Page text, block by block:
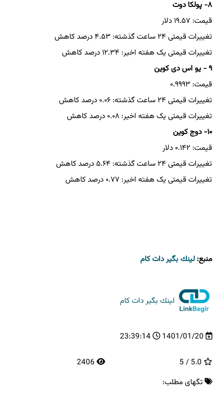
۸- پولکا دوت
قیمت: ۱۹.۵۷ دلار
تغییرات قیمتی ۲۴ ساعت گذشته: ۴.۵۳ درصد کاهش
تغییرات قیمتی یک هفته اخیر: ۱۲.۳۴ درصد کاهش
۹ - یو اس دی کوین
قیمت: ۰.۹۹۹۳
تغییرات قیمتی ۲۴ ساعت گذشته: ۰.۰۶ درصد کاهش
تغییرات قیمتی یک هفته اخیر: ۰.۰۸ درصد کاهش
۱۰- دوج کوین
قیمت: ۰.۱۴۲ دلار
تغییرات قیمتی ۲۴ ساعت گذشته: ۵.۶۴ درصد کاهش
تغییرات قیمتی یک هفته اخیر: ۰.۷۷ درصد کاهش
منبع: لینك بگیر دات كام
لینك بگیر دات كام
1401/01/20
23:39:14
تگهای مطلب: